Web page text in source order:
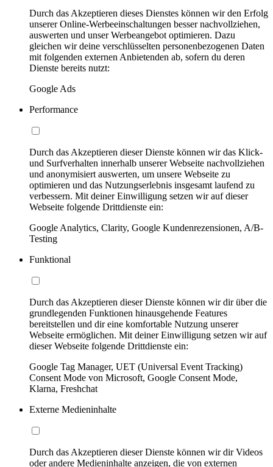
Durch das Akzeptieren dieses Dienstes können wir den Erfolg
unserer Online-Werbeeinschaltungen besser nachvollziehen,
auswerten und unser Werbeangebot optimieren. Dazu
gleichen wir deine verschlüsselten personenbezogenen Daten
mit folgenden externen Anbietenden ab, sofern du deren
Dienste bereits nutzt:
Google Ads
Performance
Durch das Akzeptieren dieser Dienste können wir das Klick-
und Surfverhalten innerhalb unserer Webseite nachvollziehen
und anonymisiert auswerten, um unsere Webseite zu
optimieren und das Nutzungserlebnis insgesamt laufend zu
verbessern. Mit deiner Einwilligung setzen wir auf dieser
Webseite folgende Drittdienste ein:
Google Analytics, Clarity, Google Kundenrezensionen, A/B-
Testing
Funktional
Durch das Akzeptieren dieser Dienste können wir dir über die
grundlegenden Funktionen hinausgehende Features
bereitstellen und dir eine komfortable Nutzung unserer
Webseite ermöglichen. Mit deiner Einwilligung setzen wir auf
dieser Webseite folgende Drittdienste ein:
Google Tag Manager, UET (Universal Event Tracking)
Consent Mode von Microsoft, Google Consent Mode,
Klarna, Freshchat
Externe Medieninhalte
Durch das Akzeptieren dieser Dienste können wir dir Videos
oder andere Medieninhalte anzeigen, die von externen